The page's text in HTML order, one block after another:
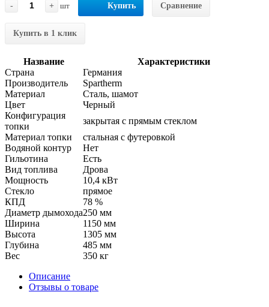
-
+ шт Купить Сравнение
Купить в 1 клик
Название
Характеристики
Страна
Германия
Производитель
Spartherm
Материал
Сталь, шамот
Цвет
Черный
Конфигурация
топки
закрытая с прямым стеклом
Материал топки
стальная с футеровкой
Водяной контур
Нет
Гильотина
Есть
Вид топлива
Дрова
Мощность
10,4 кВт
Стекло
прямое
КПД
78 %
Диаметр дымохода250 мм
Ширина
1150 мм
Высота
1305 мм
Глубина
485 мм
Вес
350 кг
Описание
Отзывы о товаре